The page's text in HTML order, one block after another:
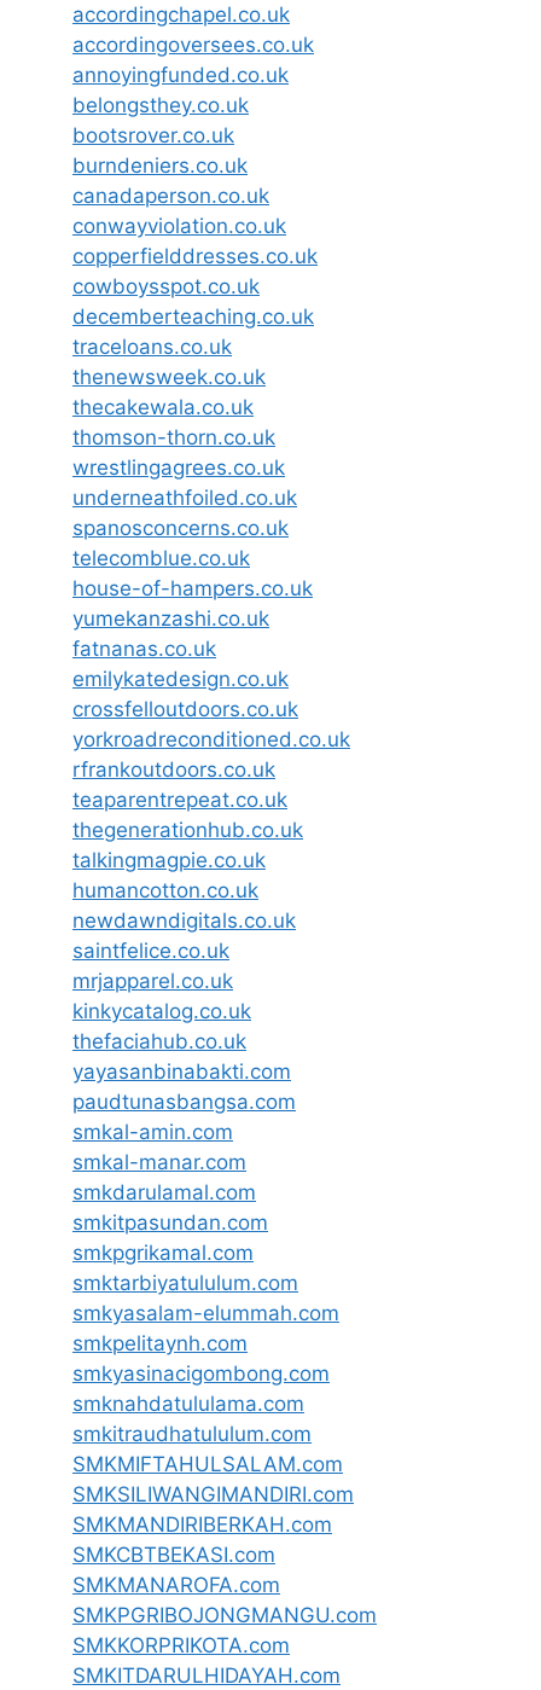
accordingchapel.co.uk
accordingoversees.co.uk
annoyingfunded.co.uk
belongsthey.co.uk
bootsrover.co.uk
burndeniers.co.uk
canadaperson.co.uk
conwayviolation.co.uk
copperfielddresses.co.uk
cowboysspot.co.uk
decemberteaching.co.uk
traceloans.co.uk
thenewsweek.co.uk
thecakewala.co.uk
thomson-thorn.co.uk
wrestlingagrees.co.uk
underneathfoiled.co.uk
spanosconcerns.co.uk
telecomblue.co.uk
house-of-hampers.co.uk
yumekanzashi.co.uk
fatnanas.co.uk
emilykatedesign.co.uk
crossfelloutdoors.co.uk
yorkroadreconditioned.co.uk
rfrankoutdoors.co.uk
teaparentrepeat.co.uk
thegenerationhub.co.uk
talkingmagpie.co.uk
humancotton.co.uk
newdawndigitals.co.uk
saintfelice.co.uk
mrjapparel.co.uk
kinkycatalog.co.uk
thefaciahub.co.uk
yayasanbinabakti.com
paudtunasbangsa.com
smkal-amin.com
smkal-manar.com
smkdarulamal.com
smkitpasundan.com
smkpgrikamal.com
smktarbiyatululum.com
smkyasalam-elummah.com
smkpelitaynh.com
smkyasinacigombong.com
smknahdatululama.com
smkitraudhatululum.com
SMKMIFTAHULSALAM.com
SMKSILIWANGIMANDIRI.com
SMKMANDIRIBERKAH.com
SMKCBTBEKASI.com
SMKMANAROFA.com
SMKPGRIBOJONGMANGU.com
SMKKORPRIKOTA.com
SMKITDARULHIDAYAH.com